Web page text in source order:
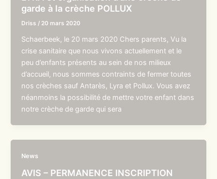
garde à la crèche POLLUX
Driss / 20 mars 2020
Schaerbeek, le 20 mars 2020 Chers parents, Vu la
crise sanitaire que nous vivons actuellement et le
peu d’enfants présents au sein de nos milieux
d’accueil, nous sommes contraints de fermer toutes
nos crèches sauf Antarès, Lyra et Pollux. Vous avez
néanmoins la possibilité de mettre votre enfant dans
notre crèche de garde qui sera
News
AVIS – PERMANENCE INSCRIPTION